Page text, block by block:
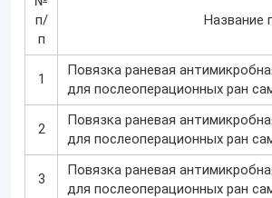
п/
п
Название
1
Повязка раневая
для послеоперационных ран
2
Повязка раневая
для послеоперационных ран
3
Повязка раневая
для послеоперационных ран